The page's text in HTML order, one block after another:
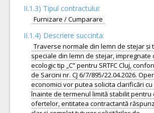
II.1.3) Tipul contractului:
Furnizare / Cumparare
II.1.4) Descriere succinta:
Traverse normale din lemn de stejar și
speciale din lemn de stejar, impregnate
ecologic tip „C” pentru SRTFC Cluj,
de Sarcini nr. CJ 6/7/895/22.04.2026.
economici vor putea solicita clarificări cu
înainte de termenul limită stabilit
ofertelor, entitatea contractantă